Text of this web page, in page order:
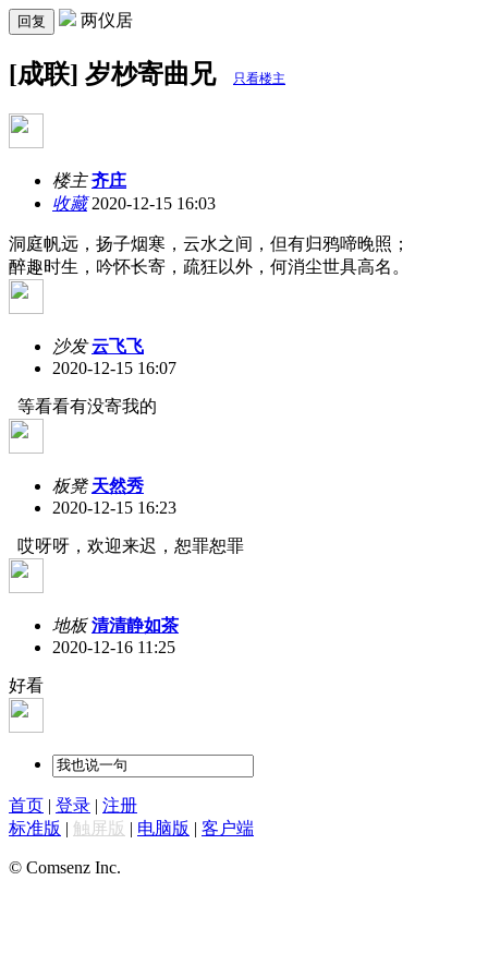
回复 两仪居
[成联] 岁杪寄曲兄 只看楼主
楼主 齐庄
收藏2020-12-15 16:03
洞庭帆远，扬子烟寒，云水之间，但有归鸦啼晚照；
醉趣时生，吟怀长寄，疏狂以外，何消尘世具高名。
沙发 云飞飞
2020-12-15 16:07
等看看有没寄我的
板凳 天然秀
2020-12-15 16:23
哎呀呀，欢迎来迟，恕罪恕罪
地板 清清静如茶
2020-12-16 11:25
好看
首页 | 登录 | 注册
标准版 | 触屏版 | 电脑版 | 客户端
© Comsenz Inc.